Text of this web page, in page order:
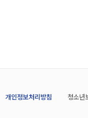
개인정보처리방침 청소년